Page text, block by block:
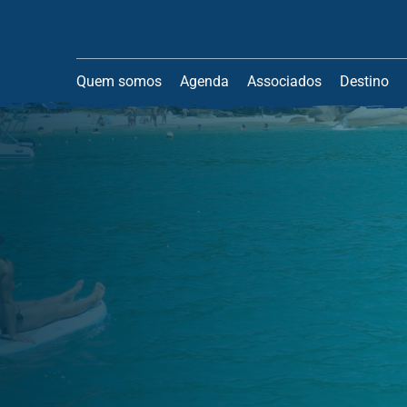
Quem somos Agenda Associados Destino